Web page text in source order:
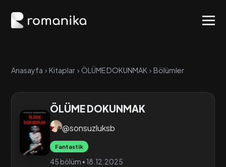
Anasayfa › Kitaplar › ÖLÜME DOKUNMAK › Bölümler
ÖLÜME DOKUNMAK
@sonsuzluksb
Fantastik
45 bölüm • 18.12.2025